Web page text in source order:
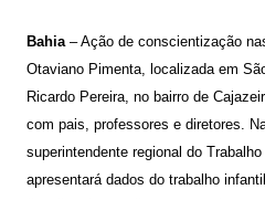
Bahia– Ação de conscientização
Otaviano Pimenta, localizada em
Ricardo Pereira, no bairro de
com pais, professores e diretores.
superintendente regional do
apresentará dados do trabalho